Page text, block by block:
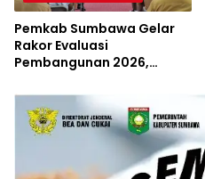
Pemkab Sumbawa Gelar
Rakor Evaluasi
Pembangunan 2026,
Perubahan Resmi
Diluncurkan